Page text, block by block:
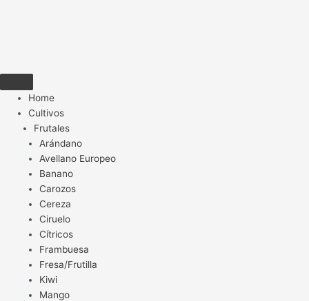
Home
Cultivos
Frutales
Arándano
Avellano Europeo
Banano
Carozos
Cereza
Ciruelo
Cítricos
Frambuesa
Fresa/Frutilla
Kiwi
Mango